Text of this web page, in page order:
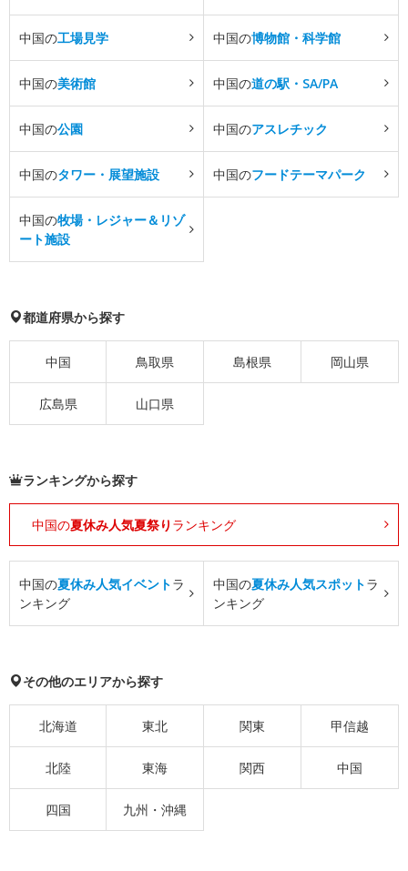
中国の工場見学 中国の博物館・科学館
中国の美術館 中国の道の駅・SA/PA
中国の公園 中国のアスレチック
中国のタワー・展望施設 中国のフードテーマパーク
中国の牧場・レジャー＆リゾ
ート施設
都道府県から探す
中国 鳥取県 島根県 岡山県
広島県 山口県
ランキングから探す
中国の夏休み人気夏祭り ランキング
中国の夏休み人気イベントラ
ンキング
中国の夏休み人気スポットラ
ンキング
その他のエリアから探す
北海道 東北 関東 甲信越
北陸 東海 関西 中国
四国 九州・沖縄